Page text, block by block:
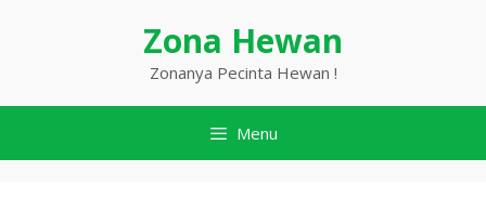
Zona Hewan
Zonanya Pecinta Hewan !
Menu